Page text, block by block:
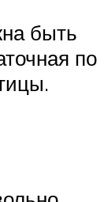
быть
по